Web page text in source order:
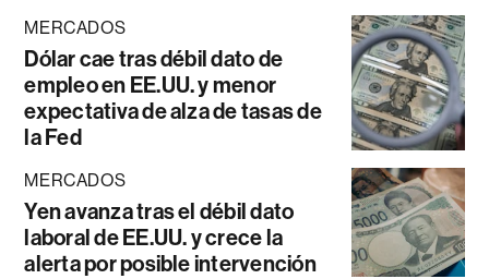
MERCADOS
Dólar cae tras débil dato de
empleo en EE.UU. y menor
expectativa de alza de tasas de
la Fed
MERCADOS
Yen avanza tras el débil dato
laboral de EE.UU. y crece la
alerta por posible intervención